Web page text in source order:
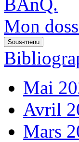
Mon
Sous-menu
Mai
Avril
Mars